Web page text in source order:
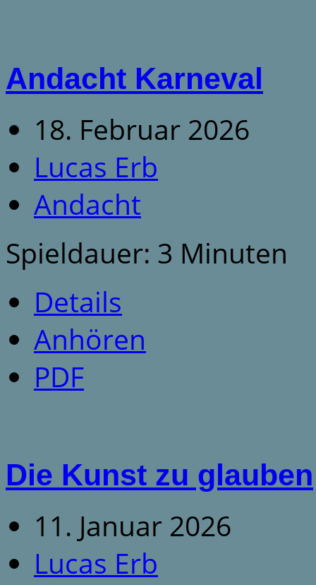
Andacht Karneval
18. Februar 2026
Lucas Erb
Andacht
Spieldauer: 3 Minuten
Details
Anhören
PDF
Die Kunst zu glauben
11. Januar 2026
Lucas Erb